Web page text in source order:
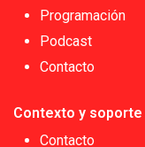
Programación
Podcast
Contacto
Contexto y soporte
Contacto